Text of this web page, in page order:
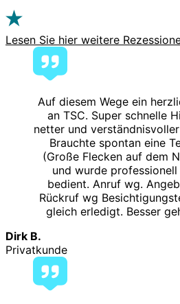
Lesen Sie hier weitere
Auf diesem Wege ein
an TSC. Super schnelle
netter und
Brauchte spontan eine
(Große Flecken auf dem
und wurde
bedient. Anruf wg.
Rückruf wg
gleich erledigt. Besser
Dirk B.
Privatkunde